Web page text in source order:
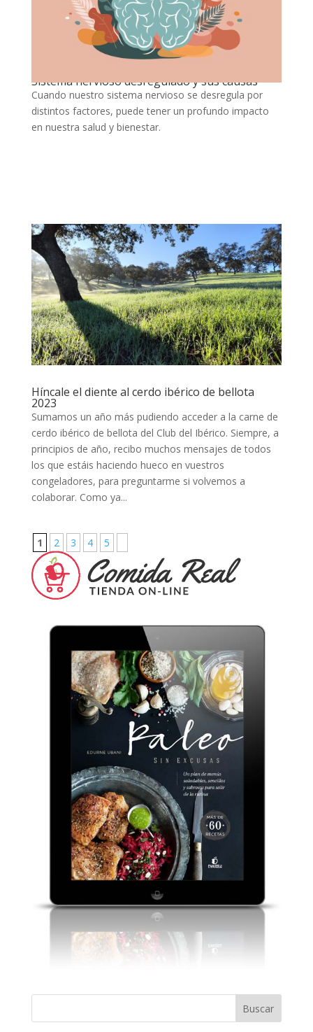
Sistema nervioso desregulado y sus causas
Cuando nuestro sistema nervioso se desregula por
distintos factores, puede tener un profundo impacto
en nuestra salud y bienestar.
Híncale el diente al cerdo ibérico de bellota
2023
Sumamos un año más pudiendo acceder a la carne de
cerdo ibérico de bellota del Club del Ibérico. Siempre, a
principios de año, recibo muchos mensajes de todos
los que estáis haciendo hueco en vuestros
congeladores, para preguntarme si volvemos a
colaborar. Como ya...
1 2 3 4 5